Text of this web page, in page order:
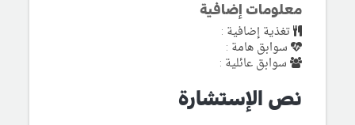
معلومات إضافية
تغذية إضافية :
سوابق هامة :
سوابق عائلية :
نص الإستشارة